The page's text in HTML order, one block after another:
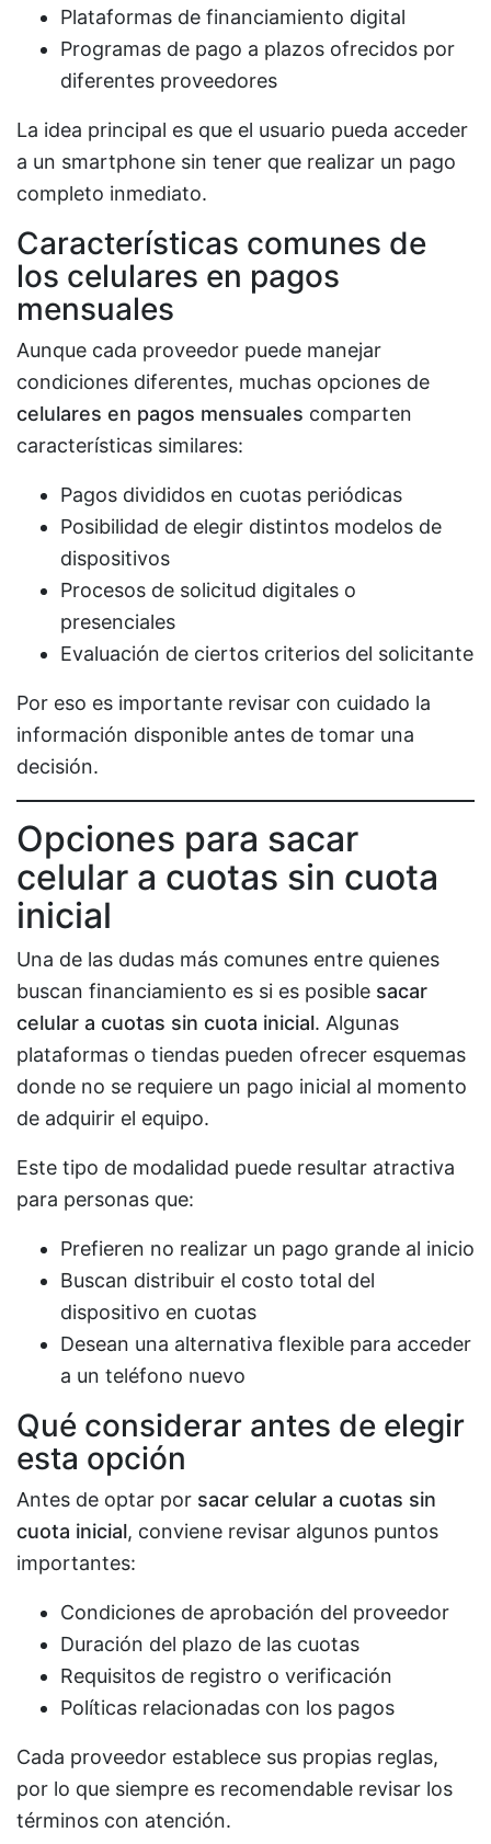
Plataformas de financiamiento digital
Programas de pago a plazos ofrecidos por
diferentes proveedores
La idea principal es que el usuario pueda acceder
a un smartphone sin tener que realizar un pago
completo inmediato.
Características comunes de
los celulares en pagos
mensuales
Aunque cada proveedor puede manejar
condiciones diferentes, muchas opciones de
celulares en pagos mensuales comparten
características similares:
Pagos divididos en cuotas periódicas
Posibilidad de elegir distintos modelos de
dispositivos
Procesos de solicitud digitales o
presenciales
Evaluación de ciertos criterios del solicitante
Por eso es importante revisar con cuidado la
información disponible antes de tomar una
decisión.
Opciones para sacar
celular a cuotas sin cuota
inicial
Una de las dudas más comunes entre quienes
buscan financiamiento es si es posible sacar
celular a cuotas sin cuota inicial. Algunas
plataformas o tiendas pueden ofrecer esquemas
donde no se requiere un pago inicial al momento
de adquirir el equipo.
Este tipo de modalidad puede resultar atractiva
para personas que:
Prefieren no realizar un pago grande al inicio
Buscan distribuir el costo total del
dispositivo en cuotas
Desean una alternativa flexible para acceder
a un teléfono nuevo
Qué considerar antes de elegir
esta opción
Antes de optar por sacar celular a cuotas sin
cuota inicial, conviene revisar algunos puntos
importantes:
Condiciones de aprobación del proveedor
Duración del plazo de las cuotas
Requisitos de registro o verificación
Políticas relacionadas con los pagos
Cada proveedor establece sus propias reglas,
por lo que siempre es recomendable revisar los
términos con atención.